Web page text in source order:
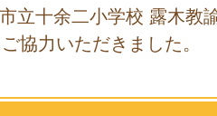
立十余二小学校 露木教
ご協力いただきました。